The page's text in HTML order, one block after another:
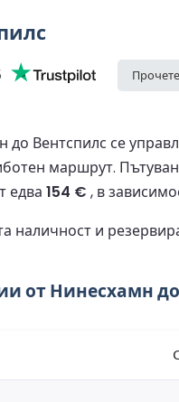
Вентспилс се
маршрут.
едва 154 € , в
наличност и
от Нинесхамн